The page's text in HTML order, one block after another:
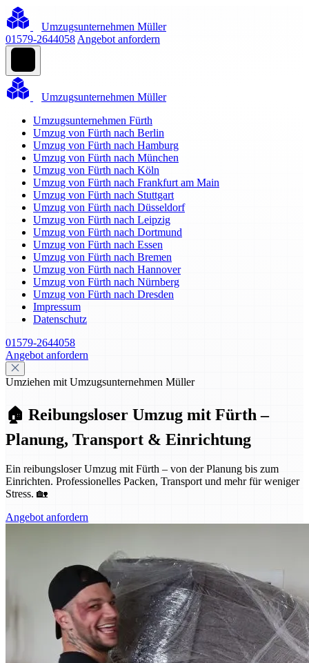
Umzugsunternehmen Müller
01579-2644058 Angebot anfordern
Umzugsunternehmen Müller
Umzugsunternehmen Fürth
Umzug von Fürth nach Berlin
Umzug von Fürth nach Hamburg
Umzug von Fürth nach München
Umzug von Fürth nach Köln
Umzug von Fürth nach Frankfurt am Main
Umzug von Fürth nach Stuttgart
Umzug von Fürth nach Düsseldorf
Umzug von Fürth nach Leipzig
Umzug von Fürth nach Dortmund
Umzug von Fürth nach Essen
Umzug von Fürth nach Bremen
Umzug von Fürth nach Hannover
Umzug von Fürth nach Nürnberg
Umzug von Fürth nach Dresden
Impressum
Datenschutz
01579-2644058
Angebot anfordern
Umziehen mit Umzugsunternehmen Müller
🏠 Reibungsloser Umzug mit Fürth –
Planung, Transport & Einrichtung
Ein reibungsloser Umzug mit Fürth – von der Planung bis zum
Einrichten. Professionelles Packen, Transport und mehr für weniger
Stress. 🏡
Angebot anfordern